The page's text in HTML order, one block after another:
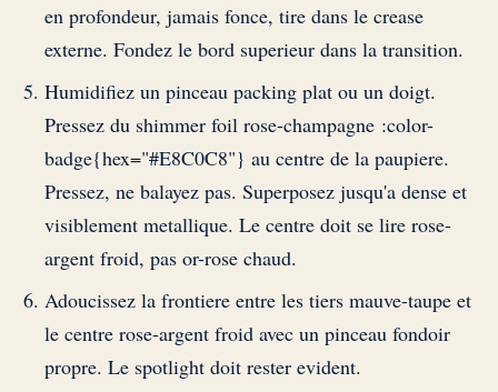
en profondeur, jamais fonce, tire dans le crease
externe. Fondez le bord superieur dans la transition.
Humidifiez un pinceau packing plat ou un doigt.
Pressez du shimmer foil rose-champagne :color-
badge{hex="#E8C0C8"} au centre de la paupiere.
Pressez, ne balayez pas. Superposez jusqu'a dense et
visiblement metallique. Le centre doit se lire rose-
argent froid, pas or-rose chaud.
Adoucissez la frontiere entre les tiers mauve-taupe et
le centre rose-argent froid avec un pinceau fondoir
propre. Le spotlight doit rester evident.